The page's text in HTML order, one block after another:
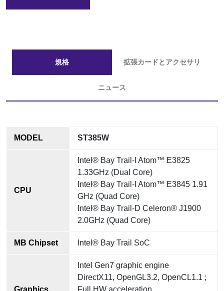
規格 拡張カードとアクセサリ
ニュース
MODEL ST385W
CPU
Intel® Bay Trail-I Atom™ E3825
1.33GHz (Dual Core)
Intel® Bay Trail-I Atom™ E3845 1.91
GHz (Quad Core)
Intel® Bay Trail-D Celeron® J1900
2.0GHz (Quad Core)
MB Chipset Intel® Bay Trail SoC
Graphics
Intel Gen7 graphic engine
DirectX11, OpenGL3.2, OpenCL1.1 ;
Full HW acceleration,